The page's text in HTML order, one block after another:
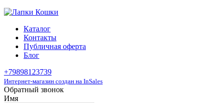
Каталог
Контакты
Публичная оферта
Блог
+79898123739
Интернет-магазин создан на InSales
Обратный звонок
Имя